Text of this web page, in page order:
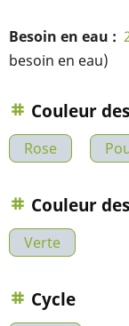
Besoin en eau
besoin en eau)
Couleur
Rose
Couleur
Verte
Cycle